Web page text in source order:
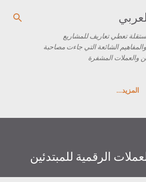
إلى المحتوى الرئيسي
تعطي تعاريف للمشاريع
الشائعة التي جاءت مصاحبة
والعملات المشفرة
‏المزيد…
الرقمية للمبتدئين